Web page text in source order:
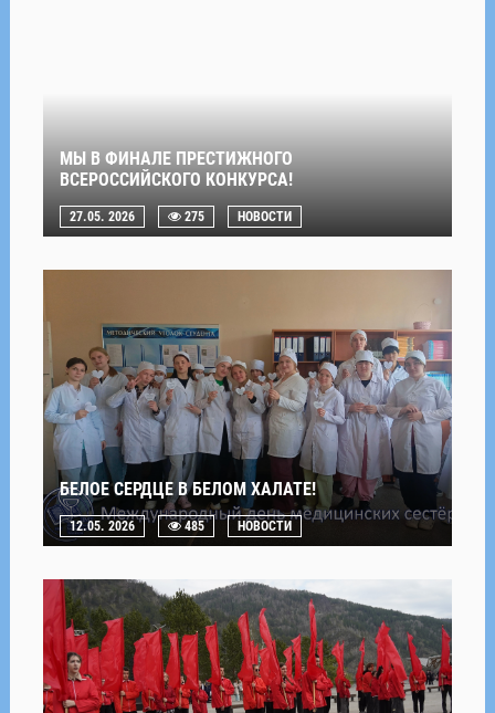
МЫ В ФИНАЛЕ ПРЕСТИЖНОГО
ВСЕРОССИЙСКОГО КОНКУРСА!
27.05. 2026 275 НОВОСТИ
БЕЛОЕ СЕРДЦЕ В БЕЛОМ ХАЛАТЕ!
12.05. 2026 485 НОВОСТИ